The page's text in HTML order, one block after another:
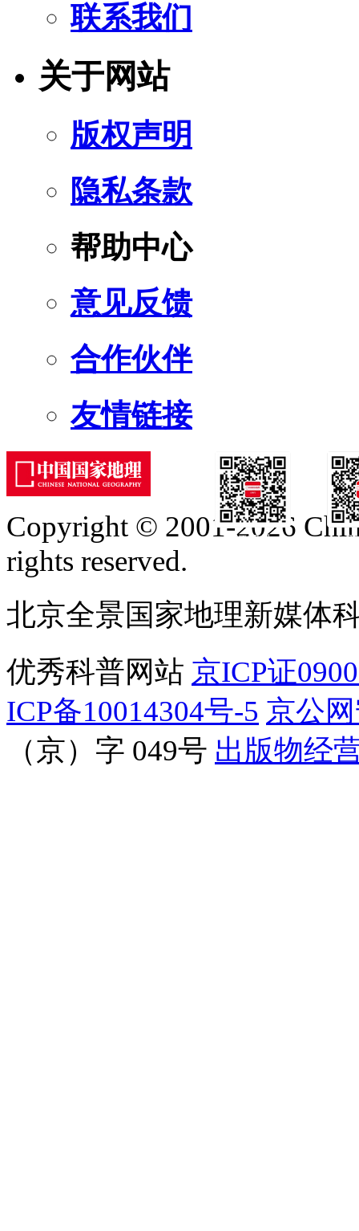
联系我们
关于网站
版权声明
隐私条款
帮助中心
意见反馈
合作伙伴
友情链接
订阅号
Copyright © 2001-2026
rights reserved.
北京全景国家地理新媒体
优秀科普网站 京ICP证
ICP备10014304号-5 京公
（京）字 049号 出版物经